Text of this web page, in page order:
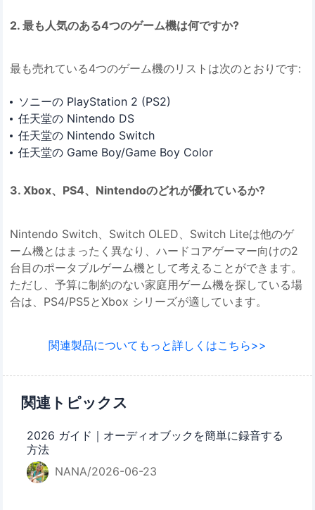
2. 最も人気のある4つのゲーム機は何ですか?
最も売れている4つのゲーム機のリストは次のとおりです:
ソニーの PlayStation 2 (PS2)
任天堂の Nintendo DS
任天堂の Nintendo Switch
任天堂の Game Boy/Game Boy Color
3. Xbox、PS4、Nintendoのどれが優れているか?
Nintendo Switch、Switch OLED、Switch Liteは他のゲ
ーム機とはまったく異なり、ハードコアゲーマー向けの2
台目のポータブルゲーム機として考えることができます。
ただし、予算に制約のない家庭用ゲーム機を探している場
合は、PS4/PS5とXbox シリーズが適しています。
関連製品についてもっと詳しくはこちら>>
関連トピックス
2026 ガイド｜オーディオブックを簡単に録音する
方法
NANA/2026-06-23